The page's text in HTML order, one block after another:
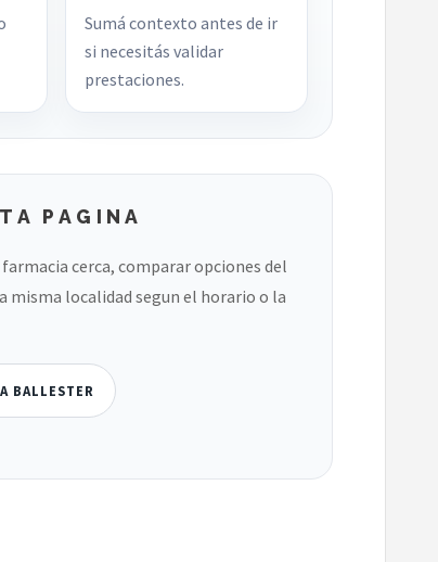
Sumá contexto antes de ir
si necesitás validar
prestaciones.
PAGINA
cerca, comparar opciones del
misma localidad segun el horario o la
BALLESTER